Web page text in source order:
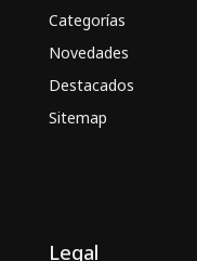
Categorías
Novedades
Destacados
Sitemap
Legal